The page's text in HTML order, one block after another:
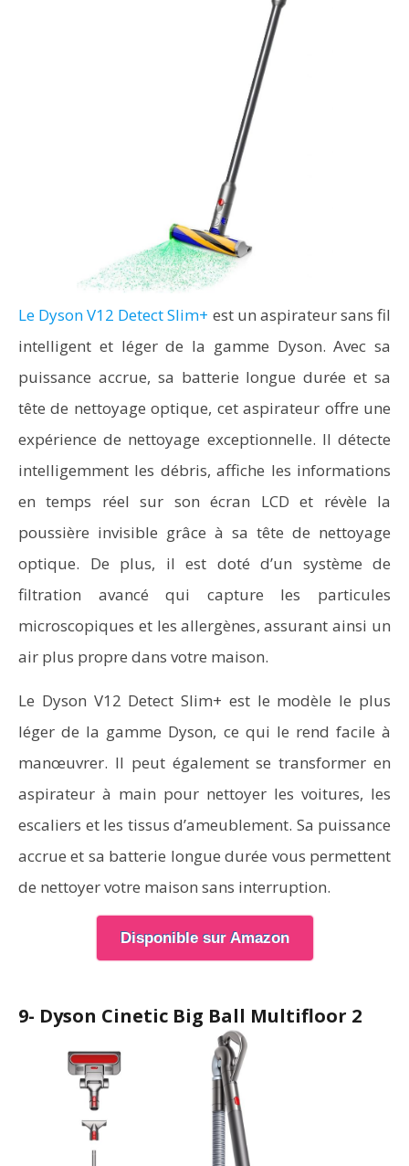
Le Dyson V12 Detect Slim+ est un aspirateur sans fil
intelligent et léger de la gamme Dyson. Avec sa
puissance accrue, sa batterie longue durée et sa
tête de nettoyage optique, cet aspirateur offre une
expérience de nettoyage exceptionnelle. Il détecte
intelligemment les débris, affiche les informations
en temps réel sur son écran LCD et révèle la
poussière invisible grâce à sa tête de nettoyage
optique. De plus, il est doté d’un système de
filtration avancé qui capture les particules
microscopiques et les allergènes, assurant ainsi un
air plus propre dans votre maison.
Le Dyson V12 Detect Slim+ est le modèle le plus
léger de la gamme Dyson, ce qui le rend facile à
manœuvrer. Il peut également se transformer en
aspirateur à main pour nettoyer les voitures, les
escaliers et les tissus d’ameublement. Sa puissance
accrue et sa batterie longue durée vous permettent
de nettoyer votre maison sans interruption.
Disponible sur Amazon
9- Dyson Cinetic Big Ball Multifloor 2